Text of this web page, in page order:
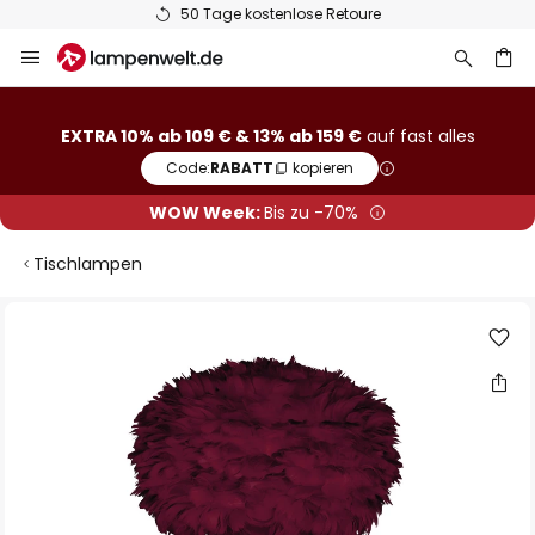
50 Tage kostenlose Retoure
Inhalt
EXTRA 10% ab 109 € & 13% ab 159 €auf fast alles
Code:RABATT kopieren
WOW Week:Bis zu -70%
Tischlampen